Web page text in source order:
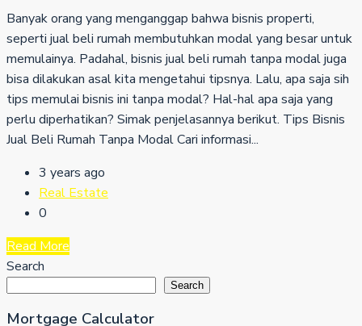
Banyak orang yang menganggap bahwa bisnis properti,
seperti jual beli rumah membutuhkan modal yang besar untuk
memulainya. Padahal, bisnis jual beli rumah tanpa modal juga
bisa dilakukan asal kita mengetahui tipsnya. Lalu, apa saja sih
tips memulai bisnis ini tanpa modal? Hal-hal apa saja yang
perlu diperhatikan? Simak penjelasannya berikut. Tips Bisnis
Jual Beli Rumah Tanpa Modal Cari informasi...
3 years ago
Real Estate
0
Read More
Search
Search
Mortgage Calculator